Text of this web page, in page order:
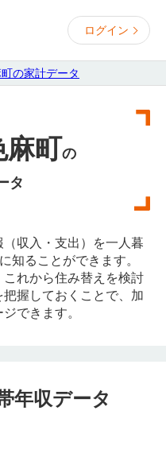
ログイン
の家計データ
麻町の
タ
収入・支出）を一人暮
知ることができます。
れから住み替えを検討
握しておくことで、加
できます。
年収データ